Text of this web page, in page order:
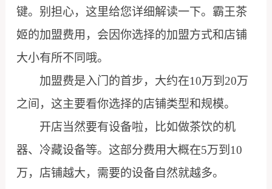
键。别担心，这里给您详细解读一下。霸王茶
姬的加盟费用，会因你选择的加盟方式和店铺
大小有所不同哦。
加盟费是入门的首步，大约在10万到20万
之间，这主要看你选择的店铺类型和规模。
开店当然要有设备啦，比如做茶饮的机
器、冷藏设备等。这部分费用大概在5万到10
万，店铺越大，需要的设备自然就越多。